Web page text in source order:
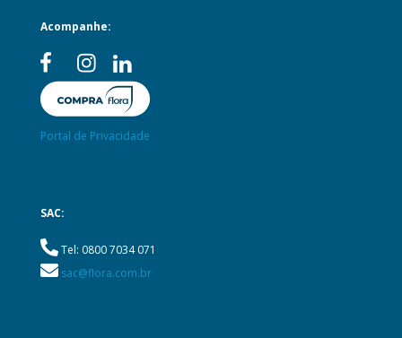
Acompanhe:
Portal de Privacidade
SAC:
Tel: 0800 7034 071
sac@flora.com.br